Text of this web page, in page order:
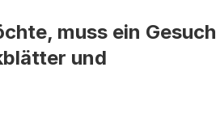
muss ein Gesuch
und